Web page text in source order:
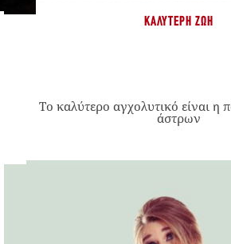
ΚΑΛΎΤΕΡΗ ΖΩΉ
Το καλύτερο αγχολυτικό είναι η
άστρων